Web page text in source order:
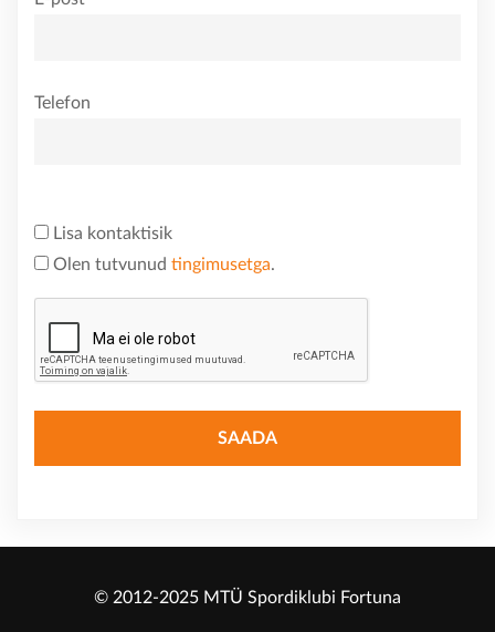
Telefon
Lisa kontaktisik
Olen tutvunud tingimusetga.
© 2012-2025 MTÜ Spordiklubi Fortuna